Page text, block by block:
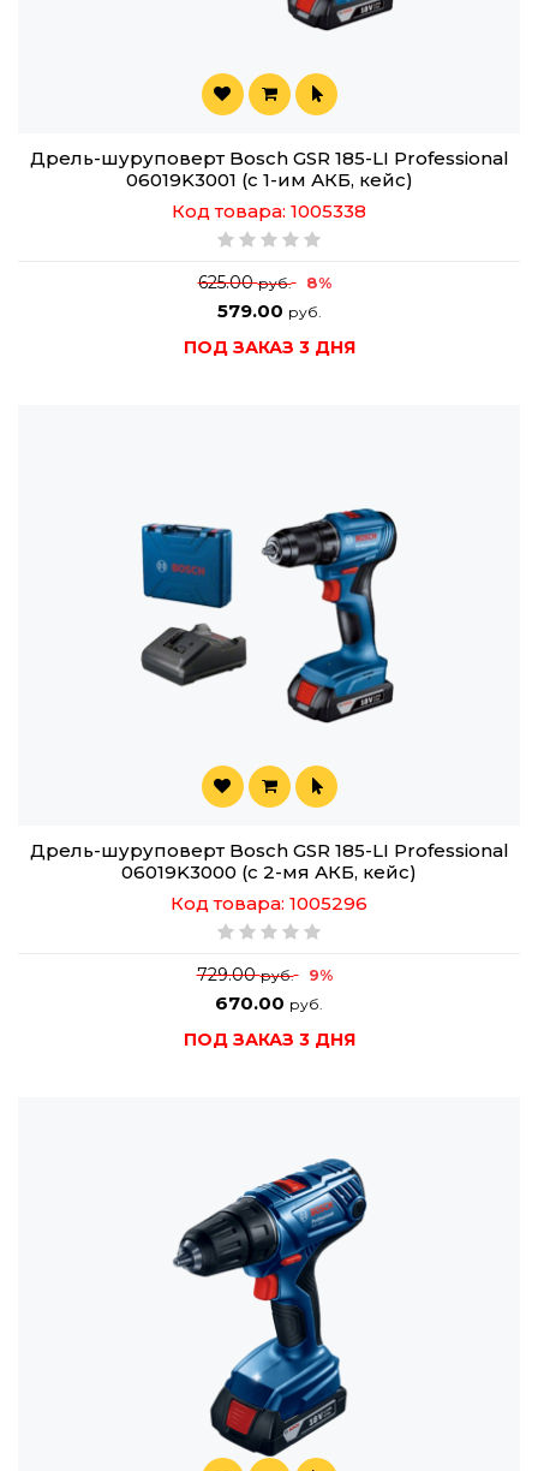
Дрель-шуруповерт Bosch GSR 185-LI Professional
06019K3001 (с 1-им АКБ, кейс)
Код товара: 1005338
625.00руб. 8%
579.00 руб.
ПОД ЗАКАЗ 3 ДНЯ
Дрель-шуруповерт Bosch GSR 185-LI Professional
06019K3000 (с 2-мя АКБ, кейс)
Код товара: 1005296
729.00руб. 9%
670.00 руб.
ПОД ЗАКАЗ 3 ДНЯ